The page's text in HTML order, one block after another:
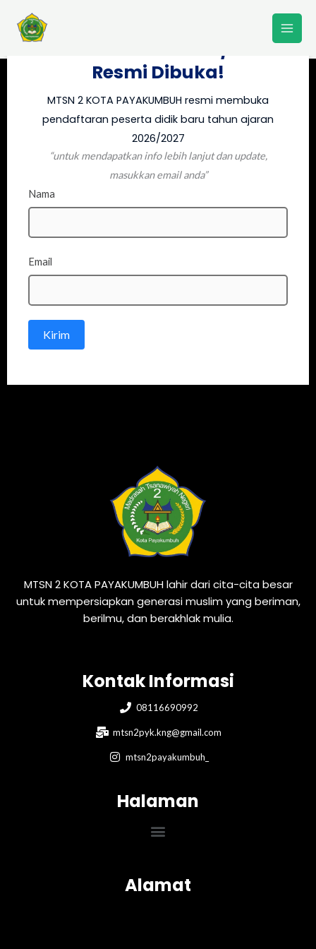
PAYAKUMBUH 2026/2027
Resmi Dibuka!
MTSN 2 KOTA PAYAKUMBUH resmi membuka
pendaftaran peserta didik baru tahun ajaran
2026/2027
“untuk mendapatkan info lebih lanjut dan update,
masukkan email anda”
Nama
Email
Kirim
MTSN 2 KOTA PAYAKUMBUH lahir dari cita-cita besar
untuk mempersiapkan generasi muslim yang beriman,
berilmu, dan berakhlak mulia.
Kontak Informasi
08116690992
mtsn2pyk.kng@gmail.com
mtsn2payakumbuh_
Halaman
Menu
Alamat